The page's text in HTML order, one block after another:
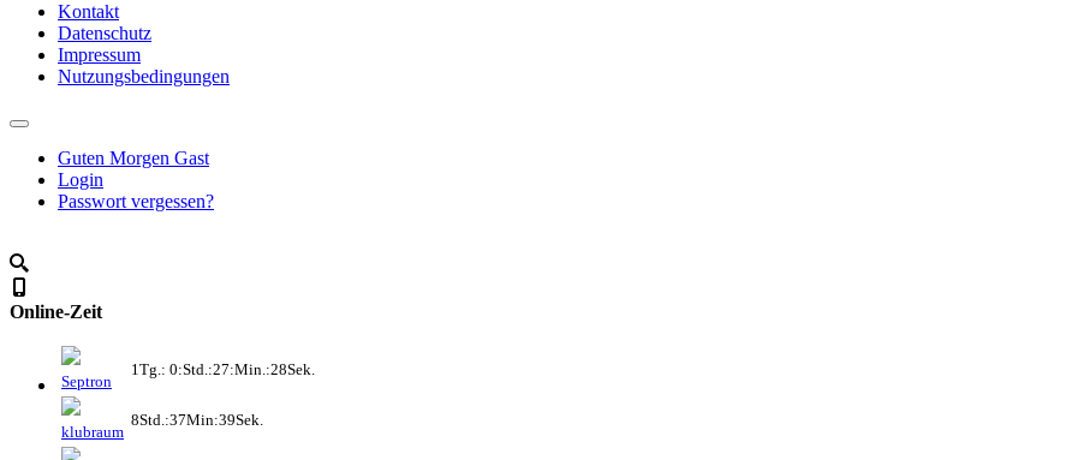
Kontakt
Datenschutz
Impressum
Nutzungsbedingungen
Guten Morgen Gast
Login
Passwort vergessen?
Online-Zeit
Septron
1Tg.: 0:Std.:27:Min.:28Sek.
klubraum
8Std.:37Min:39Sek.